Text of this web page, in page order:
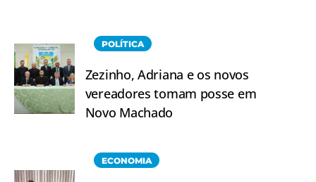
POLÍTICA
Zezinho, Adriana e os novos
vereadores tomam posse em
Novo Machado
ECONOMIA